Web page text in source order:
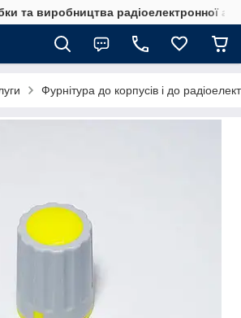
та виробництва радіоелектронної
Фурнітура до корпусів і до